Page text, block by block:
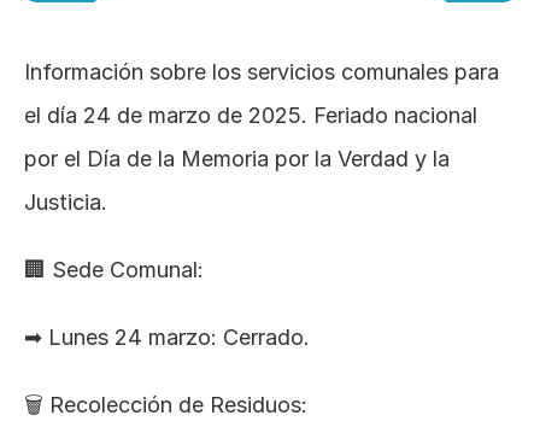
Información sobre los servicios comunales para
el día 24 de marzo de 2025. Feriado nacional
por el Día de la Memoria por la Verdad y la
Justicia.
🏢 Sede Comunal:
➡ Lunes 24 marzo: Cerrado.
🗑 Recolección de Residuos: